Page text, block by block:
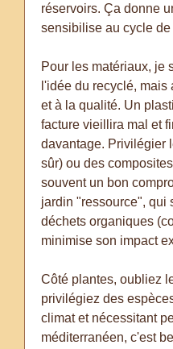
réservoirs. Ça donne
sensibilise au cycle de
Pour les matériaux, je
l'idée du recyclé,
et à la qualité. Un
facture vieillira mal et
davantage. Privilégier
sûr) ou des
souvent un bon
jardin "ressource", qui
déchets organiques
minimise son impact
Côté plantes, oubliez
privilégiez des
climat et nécessitant
méditerranéen, c'est